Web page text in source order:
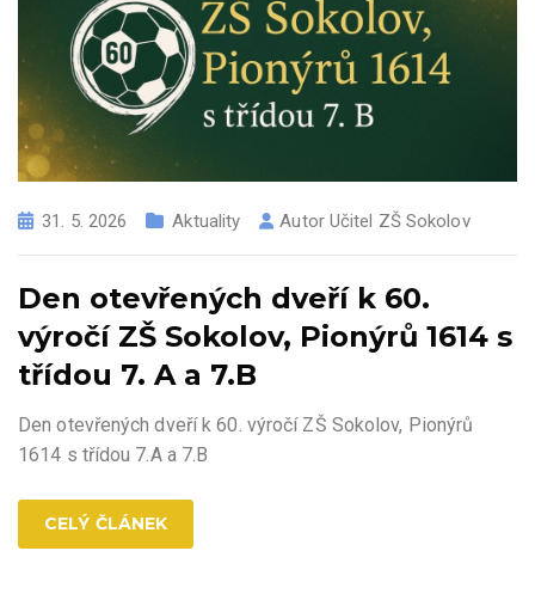
31. 5. 2026 Aktuality Autor Učitel ZŠ Sokolov
Den otevřených dveří k 60.
výročí ZŠ Sokolov, Pionýrů 1614 s
třídou 7. A a 7.B
Den otevřených dveří k 60. výročí ZŠ Sokolov, Pionýrů
1614 s třídou 7.A a 7.B
CELÝ ČLÁNEK